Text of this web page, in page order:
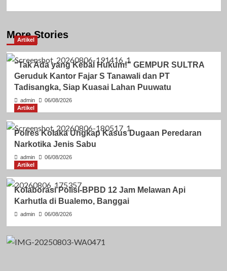
More Stories
Artikel
“Tak Ada yang Kebal Hukum!” GEMPUR SULTRA
Geruduk Kantor Fajar S Tanawali dan PT
Tadisangka, Siap Kuasai Lahan Puuwatu
admin
06/08/2026
Artikel
Polres Kolaka Ungkap Kasus Dugaan Peredaran
Narkotika Jenis Sabu
admin
06/08/2026
Artikel
Kolaborasi Polisi-BPBD 12 Jam Melawan Api
Karhutla di Bualemo, Banggai
admin 06/08/2026